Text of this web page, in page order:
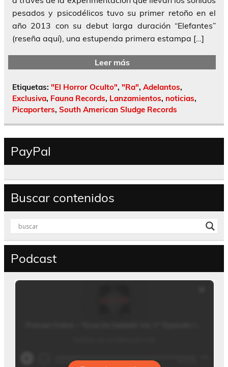
pesados y psicodélicos tuvo su primer retoño en el
año 2013 con su debut larga duración “Elefantes”
(reseña aquí), una estupenda primera estampa […]
Leer más
Etiquetas: "El Horror Oculto", "Ra", Adelantos,
Exclusiva, Fauna Records, Lanzamientos, noticias,
Picaporters, South American Sludge Records
PayPal
Buscar contenidos
Podcast